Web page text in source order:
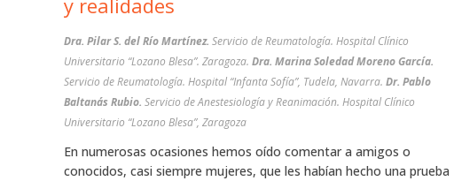
y realidades
Dra. Pilar S. del Río Martínez. Servicio de Reumatología. Hospital Clínico
Universitario “Lozano Blesa”. Zaragoza. Dra. Marina Soledad Moreno García.
Servicio de Reumatología. Hospital “Infanta Sofía”, Tudela, Navarra. Dr. Pablo
Baltanás Rubio. Servicio de Anestesiología y Reanimación. Hospital Clínico
Universitario “Lozano Blesa”, Zaragoza
En numerosas ocasiones hemos oído comentar a amigos o
conocidos, casi siempre mujeres, que les habían hecho una prueba